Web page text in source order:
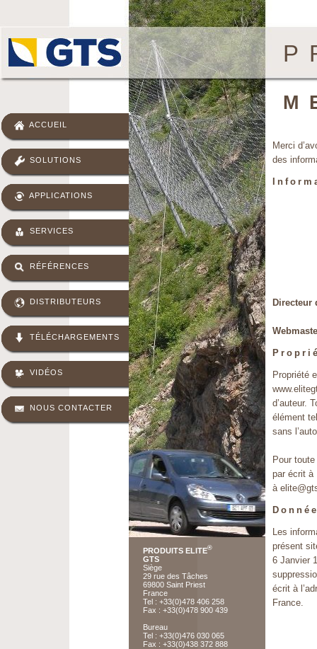
ACCUEIL
SOLUTIONS
APPLICATIONS
SERVICES
RÉFÉRENCES
DISTRIBUTEURS
TÉLÉCHARGEMENTS
VIDÉOS
NOUS CONTACTER
PRODUITS ELITE®
GTS
Siège
29 rue des Tâches
69800 Saint Priest
France
Tel : +33(0)478 406 258
Fax : +33(0)478 900 439
Bureau
Tel : +33(0)476 030 065
Fax : +33(0)438 372 888
Merci
des
Directeur
Propriété
d’auteur.
élément
sans
Pour
par écrit à
à
Les
présent
6 Janvier
écrit à
France.